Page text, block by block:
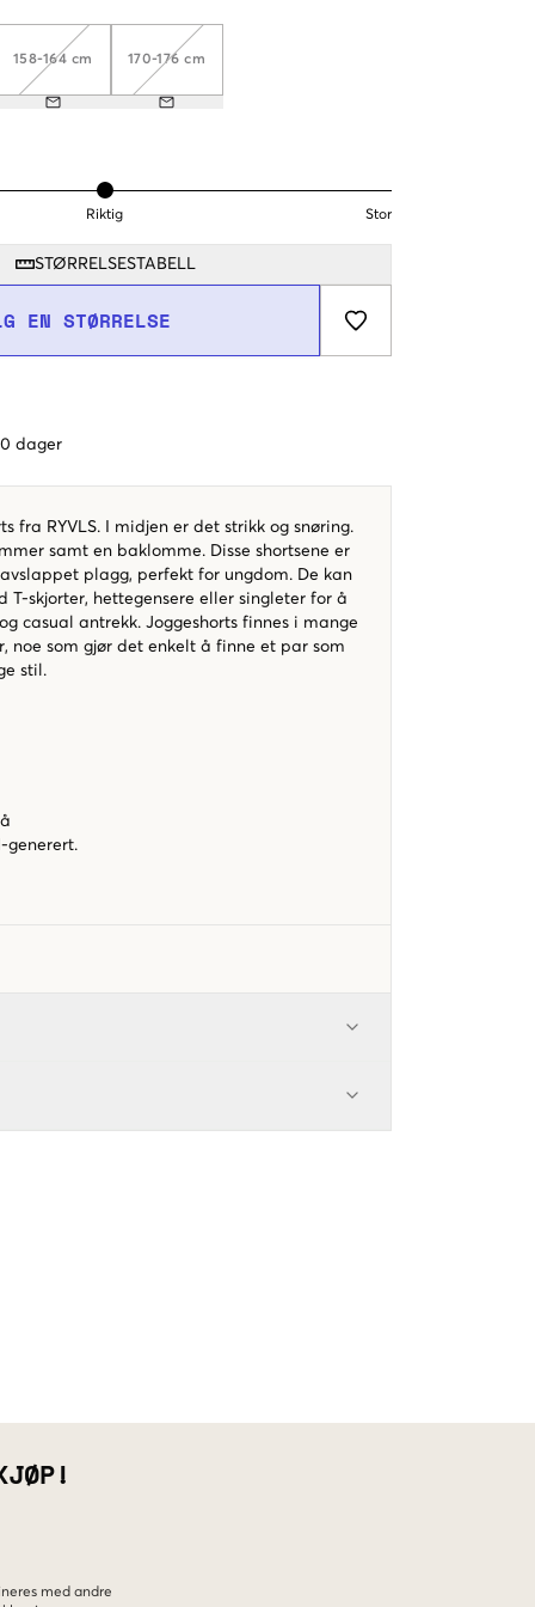
158-164 cm 170-176 cm
Riktig Stor
STØRRELSESTABELL
EN STØRRELSE
dager
fra RYVLS. I midjen er det strikk og snøring.
samt en baklomme. Disse shortsene er
plagg, perfekt for ungdom. De kan
T-skjorter, hettegensere eller singleter for å
casual antrekk. Joggeshorts finnes i mange
noe som gjør det enkelt å finne et par som
stil.
generert.
med andre